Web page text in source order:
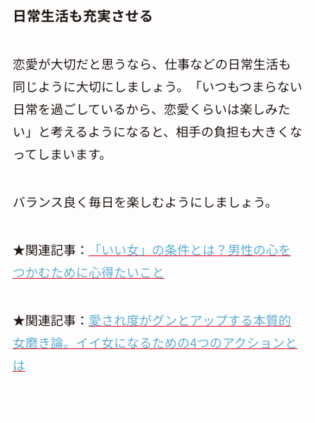
日常生活も充実させる
恋愛が大切だと思うなら、仕事などの日常生活も
同じように大切にしましょう。「いつもつまらない
日常を過ごしているから、恋愛くらいは楽しみた
い」と考えるようになると、相手の負担も大きくな
ってしまいます。
バランス良く毎日を楽しむようにしましょう。
★関連記事：
「いい女」の条件とは？男性の心を
つかむために心得たいこと
★関連記事： 愛され度がグンとアップする本質的
女磨き論。イイ女になるための4つのアクションと
は